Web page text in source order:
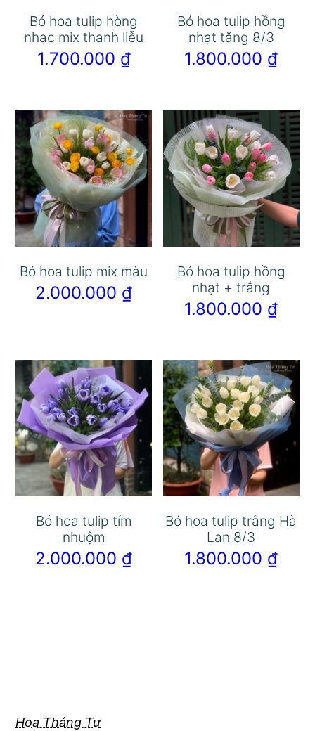
Bó hoa tulip hòng
nhạc mix thanh liễu
1.700.000 ₫
Bó hoa tulip hồng
nhạt tặng 8/3
1.800.000 ₫
Bó hoa tulip mix màu
2.000.000 ₫
Bó hoa tulip hồng
nhạt + trắng
1.800.000 ₫
Bó hoa tulip tím
nhuộm
2.000.000 ₫
Bó hoa tulip trắng Hà
Lan 8/3
1.800.000 ₫
Hoa Tháng Tư